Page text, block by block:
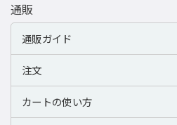
通販
通販ガイド
注文
カートの使い方